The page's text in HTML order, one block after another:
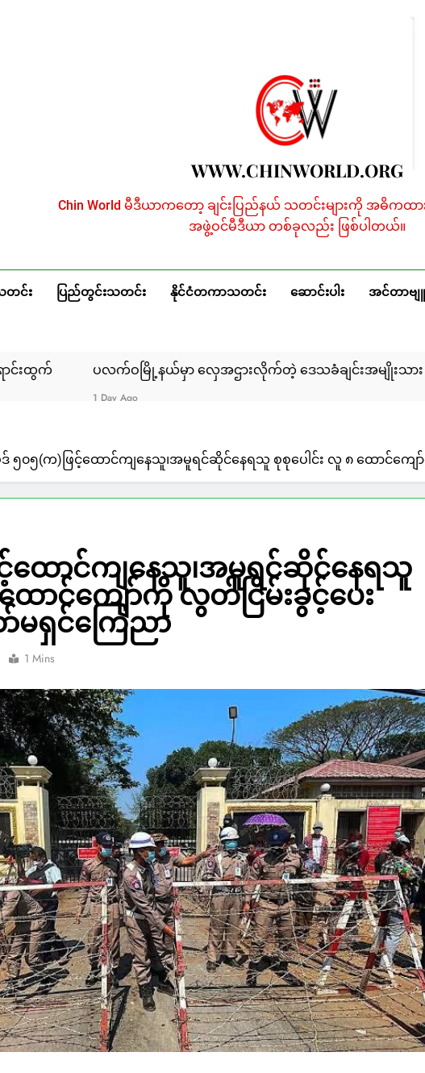
WWW.CHINWORLD.ORG
Chin World မီဒီယာကတော့ ချင်းပြည်နယ် သတင်းများကို အဓိကထာ
အဖွဲ့ဝင်မီဒီယာ တစ်ခုလည်း ဖြစ်ပါတယ်။
တင်း ပြည်တွင်းသတင်း နိုင်ငံတကာသတင်း ဆောင်းပါး အင်တာဗျူ
ပလက်ဝမြို့နယ်မှာ လှေအဌားလိုက်တဲ့ ဒေသခံချင်းအမျိုးသား ၄ ဦးကို
၅၀၅(က)ဖြင့်ထောင်ကျနေသူ၊အမူရင်ဆိုင်နေရသူ စုစုပေါင်း လူ ၈ ထောင်ကျေ
ထောင်ကျနေသူ၊အမူရင်ဆိုင်နေရသူ
ောင်ကျော်ကို လွတ်ငြိမ်းခွင့်ပေး
ာ်မရှင်ကြေညာ
1 Mins